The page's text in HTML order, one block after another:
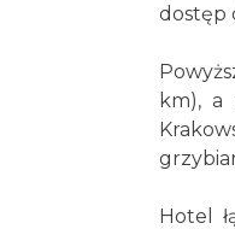
dostęp
km), a
Hotel